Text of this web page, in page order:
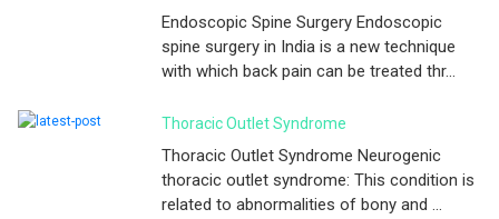
Endoscopic Spine Surgery Endoscopic
spine surgery in India is a new technique
with which back pain can be treated thr...
Thoracic Outlet Syndrome
Thoracic Outlet Syndrome Neurogenic
thoracic outlet syndrome: This condition is
related to abnormalities of bony and ...